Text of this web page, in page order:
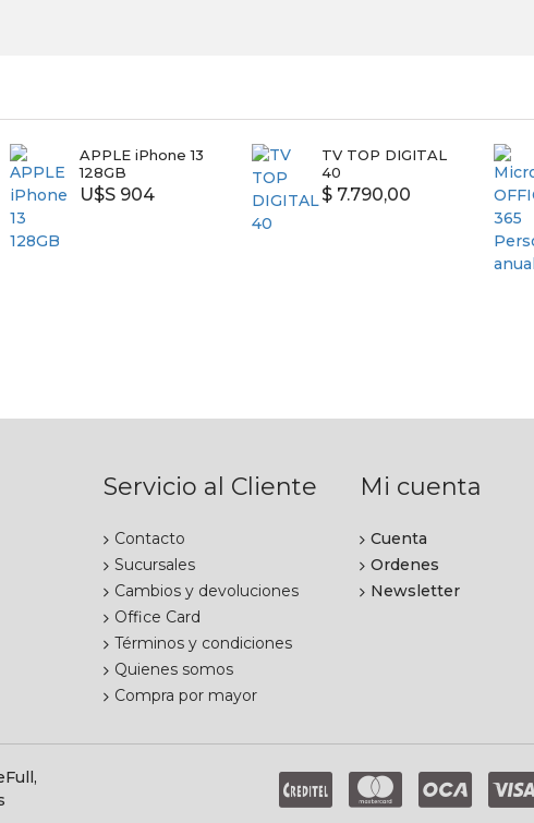
APPLE iPhone 13
128GB
U$S 904
TV TOP DIGITAL
40
$ 7.790,00
Servicio al Cliente
Contacto
Sucursales
Cambios y devoluciones
Office Card
Términos y condiciones
Quienes somos
Compra por mayor
Mi cuenta
Cuenta
Ordenes
Newsletter